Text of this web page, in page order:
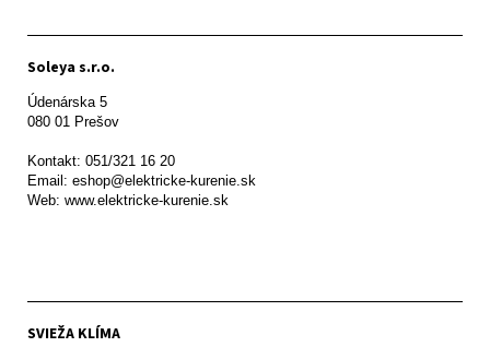
Soleya s.r.o.
Údenárska 5
080 01 Prešov
Kontakt: 051/321 16 20
Email: eshop@elektricke-kurenie.sk
Web: www.elektricke-kurenie.sk
SVIEŽA KLÍMA